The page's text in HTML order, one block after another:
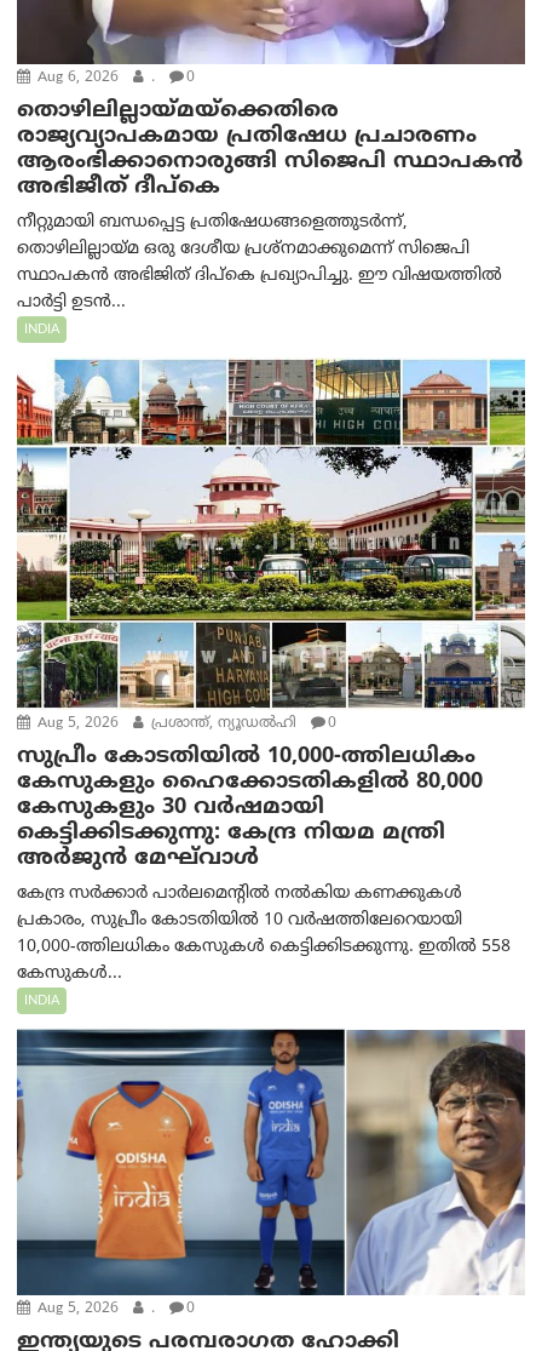
Aug 6, 2026 . 0
തൊഴിലില്ലായ്മയ്ക്കെതിരെ
രാജ്യവ്യാപകമായ പ്രതിഷേധ പ്രചാരണം
ആരംഭിക്കാനൊരുങ്ങി സിജെപി സ്ഥാപകന്‍
അഭിജീത് ദീപ്കെ
നീറ്റുമായി ബന്ധപ്പെട്ട പ്രതിഷേധങ്ങളെത്തുടർന്ന്,
തൊഴിലില്ലായ്മ ഒരു ദേശീയ പ്രശ്നമാക്കുമെന്ന് സിജെപി
സ്ഥാപകൻ അഭിജിത് ദിപ്കെ പ്രഖ്യാപിച്ചു. ഈ വിഷയത്തിൽ
പാർട്ടി ഉടൻ...
INDIA
Aug 5, 2026 പ്രശാന്ത്, ന്യൂഡല്‍ഹി 0
സുപ്രീം കോടതിയിൽ 10,000-ത്തിലധികം
കേസുകളും ഹൈക്കോടതികളിൽ 80,000
കേസുകളും 30 വർഷമായി
കെട്ടിക്കിടക്കുന്നു: കേന്ദ്ര നിയമ മന്ത്രി
അര്‍ജുന്‍ മേഘ്‌വാള്‍
കേന്ദ്ര സർക്കാർ പാർലമെന്റിൽ നൽകിയ കണക്കുകൾ
പ്രകാരം, സുപ്രീം കോടതിയിൽ 10 വർഷത്തിലേറെയായി
10,000-ത്തിലധികം കേസുകൾ കെട്ടിക്കിടക്കുന്നു. ഇതിൽ 558
കേസുകൾ...
INDIA
Aug 5, 2026 . 0
ഇന്ത്യയുടെ പരമ്പരാഗത ഹോക്കി